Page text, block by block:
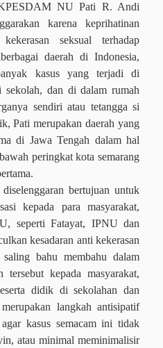
NU Pati R. Andi
karena keprihatinan
seksual terhadap
daerah di Indonesia,
kasus yang terjadi di
sekolah, dan di dalam rumah
sendiri atau tetangga si
Pati merupakan daerah yang
di Jawa Tengah dalam hal
peringkat kota semarang
bertujuan untuk
kepada para masyarakat,
seperti Fatayat, IPNU dan
kesadaran anti kekerasan
saling bahu membahu dalam
tersebut kepada masyarakat,
didik di sekolahan dan
langkah antisipatif
kasus semacam ini tidak
atau minimal meminimalisir